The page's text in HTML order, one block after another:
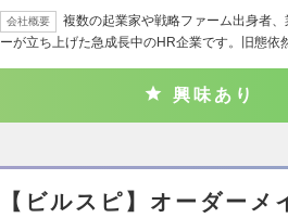
会社概要
複数の起業家や戦略ファーム出身者
ーが立ち上げた急成長中のHR企業です。旧態依
興味あり
【ビルスピ】オーダー